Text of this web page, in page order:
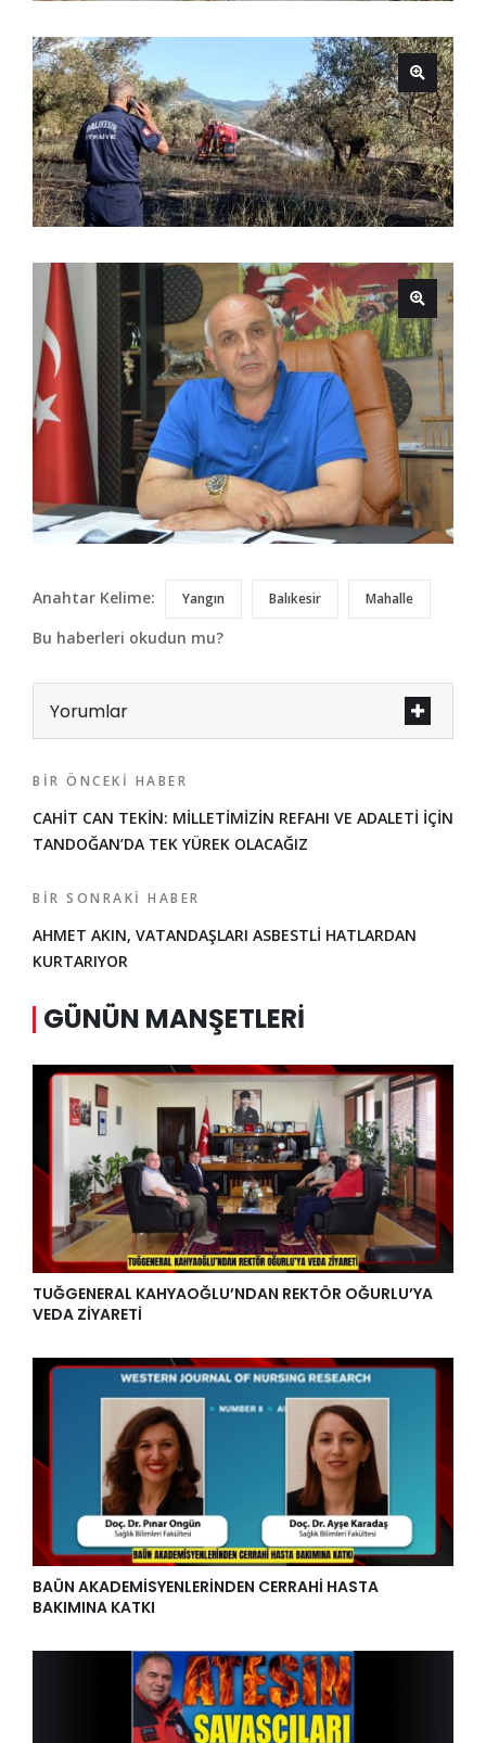
Anahtar Kelime: Yangın Balıkesir Mahalle
Bu haberleri okudun mu?
Yorumlar
BIR ÖNCEKI HABER
CAHİT CAN TEKİN: MİLLETİMİZİN REFAHI VE ADALETİ İÇİN
TANDOĞAN’DA TEK YÜREK OLACAĞIZ
BIR SONRAKI HABER
AHMET AKIN, VATANDAŞLARI ASBESTLİ HATLARDAN
KURTARIYOR
GÜNÜN MANŞETLERI
TUĞGENERAL KAHYAOĞLU’NDAN REKTÖR OĞURLU’YA
VEDA ZİYARETİ
BAÜN AKADEMİSYENLERİNDEN CERRAHİ HASTA
BAKIMINA KATKI